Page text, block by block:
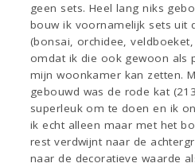
geen sets. Heel lang niks
bouw ik voornamelijk sets uit
(bonsai, orchidee,
omdat ik die ook gewoon als
mijn woonkamer kan zetten.
gebouwd was de rode kat
superleuk om te doen en ik
ik echt alleen maar met het
rest verdwijnt naar de
naar de decoratieve waarde